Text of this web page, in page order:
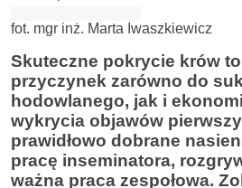
fot. mgr inż. Marta Iwaszkiewicz
Skuteczne pokrycie krów
przyczynek zarówno do
hodowlanego, jak i
wykrycia objawów
prawidłowo dobrane
pracę inseminatora,
ważna praca zespołowa.